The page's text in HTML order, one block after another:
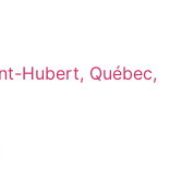
Hubert, Québec,